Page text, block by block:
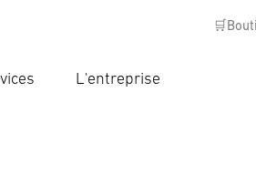
L'entreprise